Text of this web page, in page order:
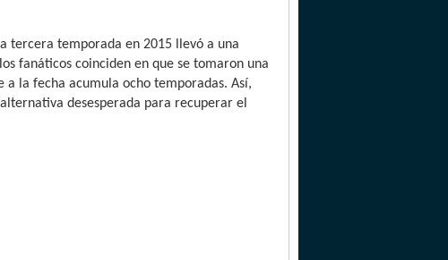
tercera temporada en 2015 llevó a una
fanáticos coinciden en que se tomaron una
la fecha acumula ocho temporadas. Así,
desesperada para recuperar el